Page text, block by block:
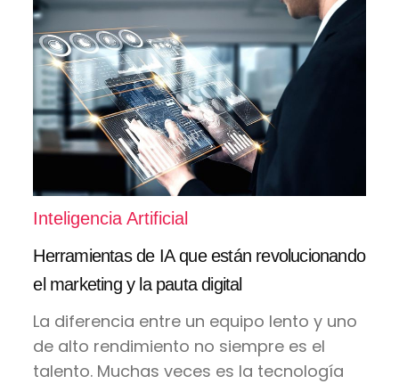
Inteligencia Artificial
Herramientas de IA que están revolucionando
el marketing y la pauta digital
La diferencia entre un equipo lento y uno
de alto rendimiento no siempre es el
talento. Muchas veces es la tecnología